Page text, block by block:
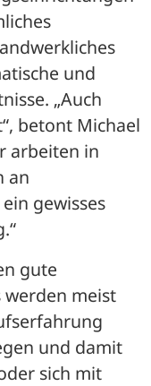
und
„Auch
betont Michael
arbeiten in
an
gewisses
gute
werden meist
und damit
sich mit